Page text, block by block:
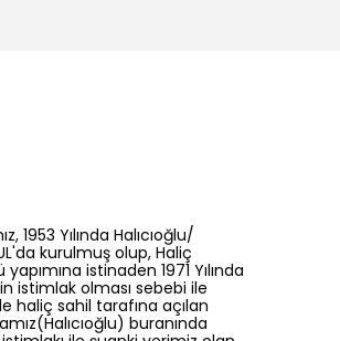
1953 Yılında Halıcıoğlu/
kurulmuş olup, Haliç
istinaden 1971 Yılında
istimlak olması sebebi ile
haliç sahil tarafına açılan
buranında